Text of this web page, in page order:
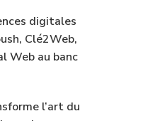
digitales
Clé2Web,
Web au banc
l’art du